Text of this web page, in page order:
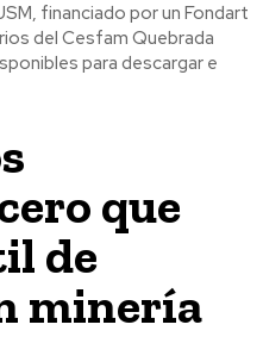
financiado por un Fondart
del Cesfam Quebrada
para descargar e
que
de
minería